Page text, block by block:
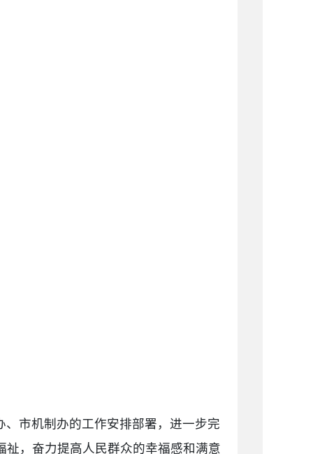
市机制办的工作安排部署，进一步完
，奋力提高人民群众的幸福感和满意